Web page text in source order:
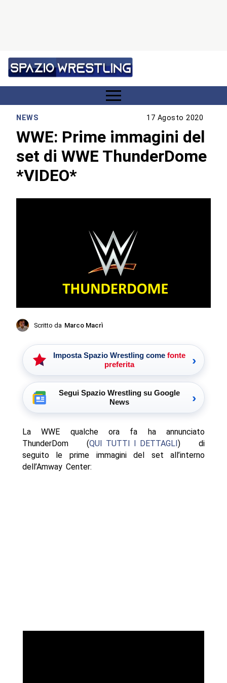
NEWS 17 Agosto 2020
WWE: Prime immagini del
set di WWE ThunderDome
*VIDEO*
Scritto da Marco Macrì
Imposta Spazio Wrestling come fonte
preferita
›
Segui Spazio Wrestling su Google
News
›
La WWE qualche ora fa ha annunciato
ThunderDom (QUI TUTTI I DETTAGLI) di
seguito le prime immagini del set all’interno
dell’Amway Center: